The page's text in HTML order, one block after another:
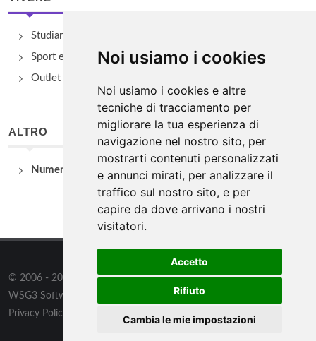
Noi usiamo i cookies
Noi usiamo i cookies e altre
tecniche di tracciamento per
migliorare la tua esperienza di
navigazione nel nostro sito, per
mostrarti contenuti personalizzati
e annunci mirati, per analizzare il
traffico sul nostro sito, e per
capire da dove arrivano i nostri
visitatori.
Accetto
Rifiuto
Cambia le mie impostazioni
Studiare
Sport e Benessere
Outlet e spacci aziendali
ALTRO
Numeri Utili
© 2006 - 2026 WSG3 STUDIOtutti i diritti riservati. Powered by
WSG3 Software
Privacy Policy
Preferenze sui Cookies